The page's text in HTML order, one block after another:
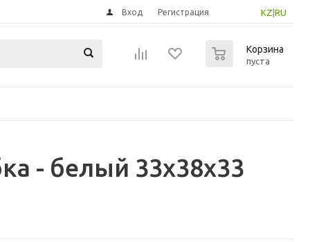
KZ RU
Вход Регистрация
Корзина
пуста
- белый 33x38x33